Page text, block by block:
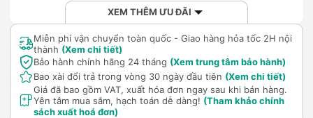
XEM THÊM ƯU ĐÃI
Miễn phí vận chuyển toàn quốc - Giao hàng hỏa tốc 2H nội
thành (Xem chi tiết)
Bảo hành chính hãng 24 tháng (Xem trung tâm bảo hành)
Bao xài đổi trả trong vòng 30 ngày đầu tiên (Xem chi tiết)
Giá đã bao gồm VAT, xuất hóa đơn ngay sau khi bán hàng.
Yên tâm mua sắm, hạch toán dễ dàng! (Tham khảo chính
sách xuất hoá đơn)